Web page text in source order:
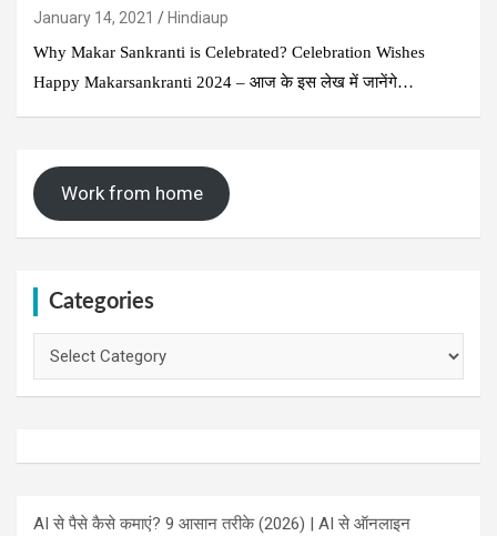
January 14, 2021
Hindiaup
Why Makar Sankranti is Celebrated? Celebration Wishes
Happy Makarsankranti 2024 – आज के इस लेख में जानेंगे…
Work from home
Categories
AI से पैसे कैसे कमाएं? 9 आसान तरीके (2026) | AI से ऑनलाइन